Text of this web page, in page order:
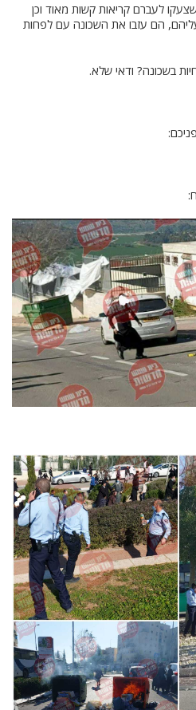
לעברם קריאות קשות מאוד וכן
הם עזבו את השכונה עם לפחות
בשכונה? ודאי שלא.